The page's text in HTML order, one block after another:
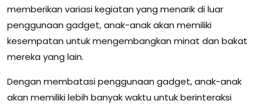
memberikan variasi kegiatan yang menarik di luar
penggunaan gadget, anak-anak akan memiliki
kesempatan untuk mengembangkan minat dan bakat
mereka yang lain.
Dengan membatasi penggunaan gadget, anak-anak
akan memiliki lebih banyak waktu untuk berinteraksi